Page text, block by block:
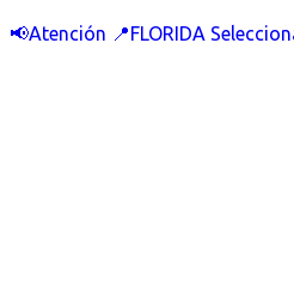
📢Atención 📍FLORIDA